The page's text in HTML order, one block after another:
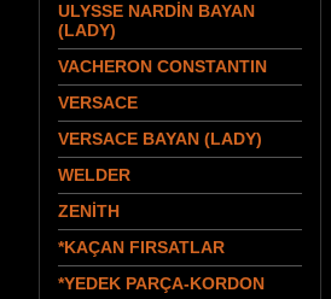
ULYSSE NARDİN BAYAN
(LADY)
VACHERON CONSTANTIN
VERSACE
VERSACE BAYAN (LADY)
WELDER
ZENİTH
*KAÇAN FIRSATLAR
*YEDEK PARÇA-KORDON